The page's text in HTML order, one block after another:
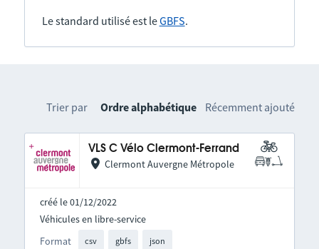
Le standard utilisé est leGBFS.
Trier par Ordre alphabétique Récemment ajouté
VLS C Vélo Clermont-Ferrand
Clermont Auvergne Métropole
créé le 01/12/2022
Format csv gbfs json
Véhicules en libre-service